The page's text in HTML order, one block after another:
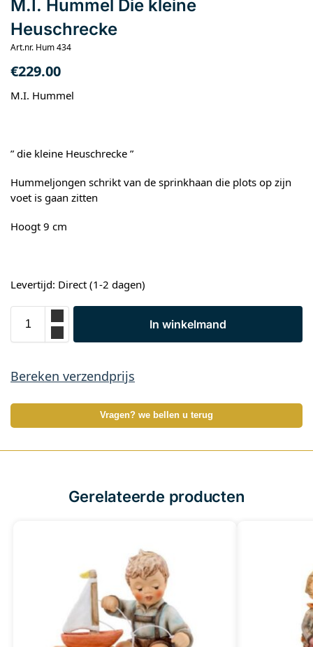
M.I. Hummel Die kleine
Heuschrecke
Art.nr. Hum 434
€229.00
M.I. Hummel
” die kleine Heuschrecke ”
Hummeljongen schrikt van de sprinkhaan die plots op zijn
voet is gaan zitten
Hoogt 9 cm
Levertijd: Direct (1-2 dagen)
In winkelmand
Bereken verzendprijs
Vragen? we bellen u terug
Gerelateerde producten